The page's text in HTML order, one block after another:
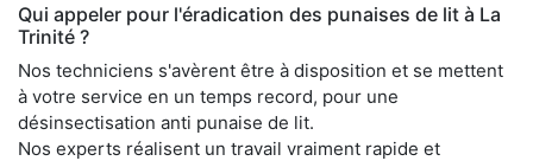
Qui appeler pour l'éradication des punaises de lit à La
Trinité ?
Nos techniciens s'avèrent être à disposition et se mettent
à votre service en un temps record, pour une
désinsectisation anti punaise de lit.
Nos experts réalisent un travail vraiment rapide et